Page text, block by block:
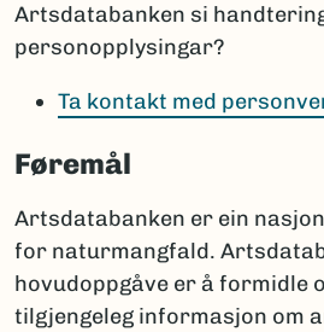
Artsdatabanken si
personopplysingar?
Ta kontakt med
Føremål
Artsdatabanken er ein
for naturmangfald.
hovudoppgåve er å formidle
tilgjengeleg informasjon om